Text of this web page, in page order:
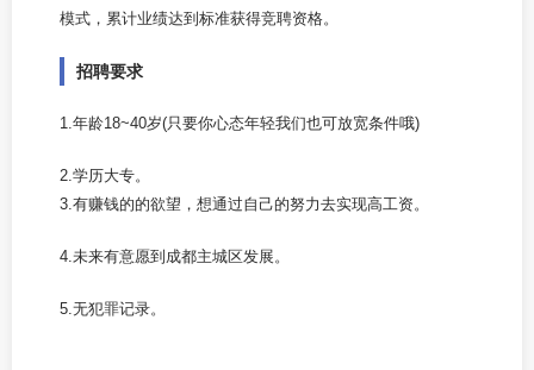
模式，累计业绩达到标准获得竞聘资格。
招聘要求
1.年龄18~40岁(只要你心态年轻我们也可放宽条件哦)
2.学历大专。
3.有赚钱的的欲望，想通过自己的努力去实现高工资。
4.未来有意愿到成都主城区发展。
5.无犯罪记录。